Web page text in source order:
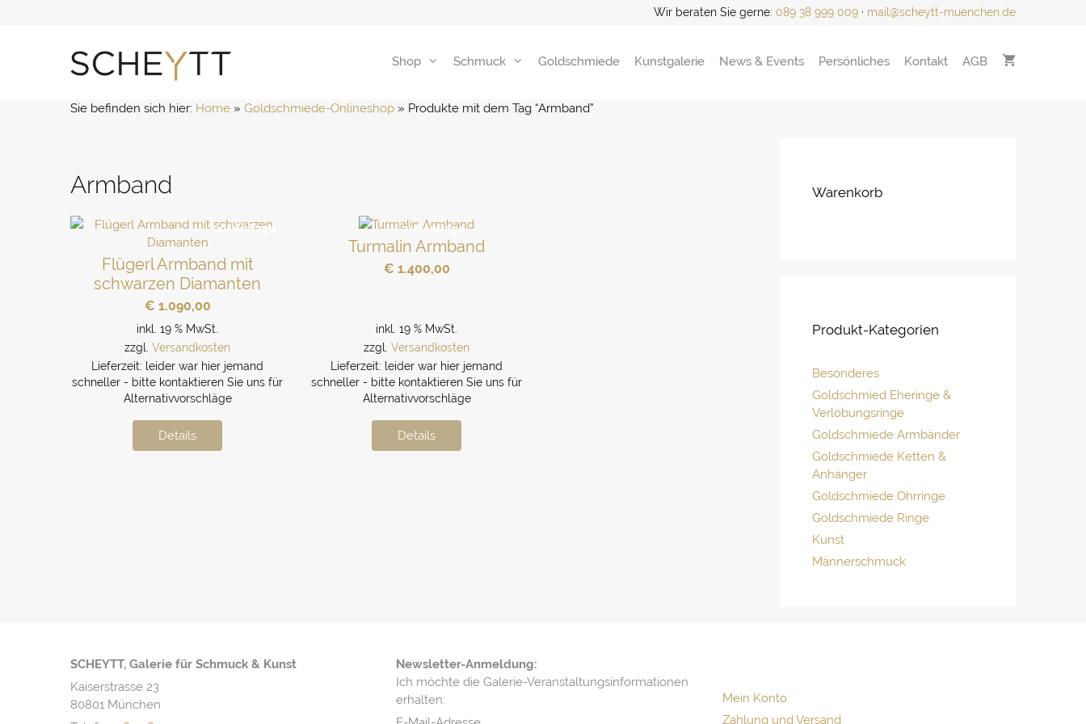
Wir beraten Sie gerne: 089 38 999 009 · mail@scheytt-muenchen.de
Shop Schmuck Goldschmiede Kunstgalerie News & Events Persönliches Kontakt AGB
Sie befinden sich hier: Home » Goldschmiede-Onlineshop » Produkte mit dem Tag “Armband”
Armband
auf Anfrage
Flügerl Armband mit
schwarzen Diamanten
€ 1.090,00
inkl. 19 % MwSt.
zzgl.Versandkosten
Lieferzeit: leider war hier jemand
schneller - bitte kontaktieren Sie uns für
Alternativvorschläge
Details
auf Anfrage
Turmalin Armband
€ 1.400,00
inkl. 19 % MwSt.
zzgl.Versandkosten
Lieferzeit: leider war hier jemand
schneller - bitte kontaktieren Sie uns für
Alternativvorschläge
Details
Warenkorb
Produkt-Kategorien
Besonderes
Goldschmied Eheringe &
Verlobungsringe
Goldschmiede Armbänder
Goldschmiede Ketten &
Anhänger
Goldschmiede Ohrringe
Goldschmiede Ringe
Kunst
Männerschmuck
SCHEYTT, Galerie für Schmuck & Kunst
Kaiserstrasse 23
80801 München
Newsletter-Anmeldung:
Ich möchte die Galerie-Veranstaltungsinformationen
erhalten:
Mein Konto
Zahlung und Versand